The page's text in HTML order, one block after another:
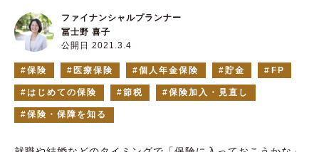
公開日 2021.3.4
ファイナンシャルプランナー
冨士野 喜子
保険 医療保険 個人年金保険 貯金 FP
はじめての保険 節税 保険加入・見直し
保険・保障を知る